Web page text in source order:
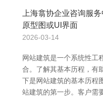
上海翕协企业咨询服
原型图或UI界面
2026-03-14
网站建筑是一个系统性工
合。了解其基本历程，有
下是网站建筑的基本历程
站建筑的第一步。客户需